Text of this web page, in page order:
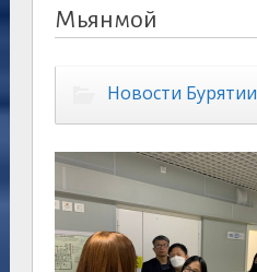
Мьянмой
Новости Бурятии